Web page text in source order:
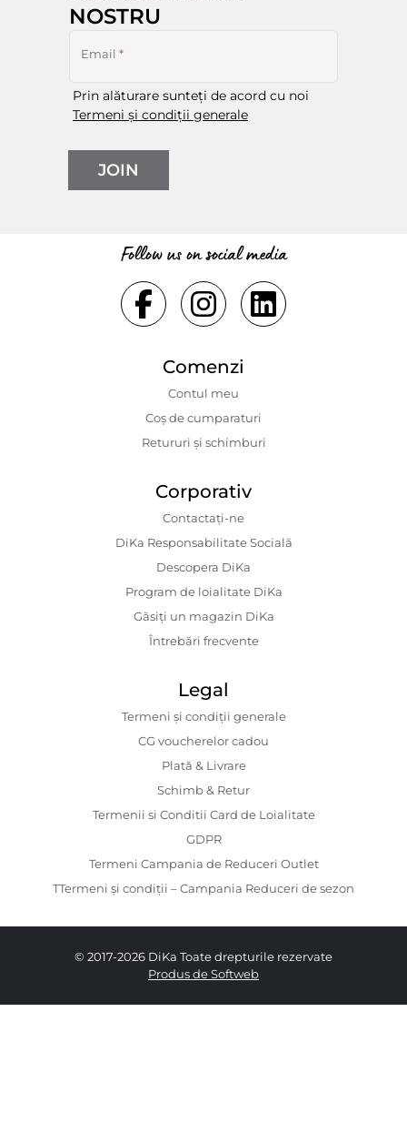
NOSTRU
Email *
Prin alăturare sunteți de acord cu noi
Termeni și condiții generale
JOIN
Follow us on social media
Comenzi
Contul meu
Coș de cumparaturi
Retururi și schimburi
Corporativ
Contactaţi-ne
DiKa Responsabilitate Socială
Descopera DiKa
Program de loialitate DiKa
Găsiți un magazin DiKa
Întrebări frecvente
Legal
Termeni și condiții generale
CG voucherelor cadou
Plată & Livrare
Schimb & Retur
Termenii si Conditii Card de Loialitate
GDPR
Termeni Campania de Reduceri Outlet
TTermeni și condiții – Campania Reduceri de sezon
© 2017-2026 DiKa Toate drepturile rezervate
Produs de Softweb